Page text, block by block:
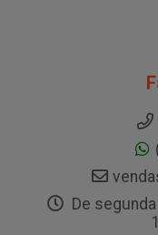
De